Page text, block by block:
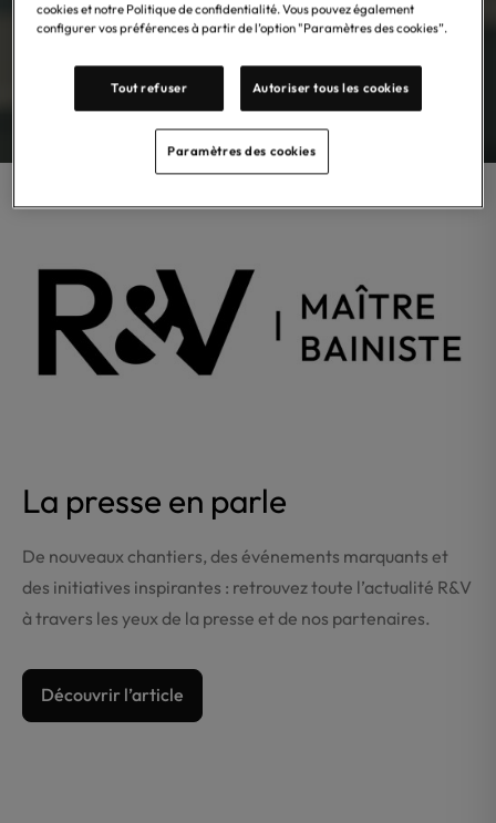
La presse en parle
De nouveaux chantiers, des événements marquants et
des initiatives inspirantes : retrouvez toute l’actualité R&V
à travers les yeux de la presse et de nos partenaires.
Découvrir l’article
cookies et notre Politique de confidentialité. Vous pouvez également
configurer vos préférences à partir de l’option "Paramètres des cookies”.
Tout refuser Autoriser tous les cookies
Paramètres des cookies